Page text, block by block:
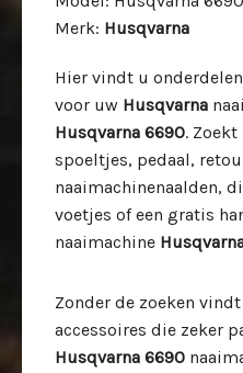
Merk: Husqvarna
Hier vindt u
voor uw Husqvarna
Husqvarna 6690.
spoeltjes, pedaal,
naaimachinenaalden,
voetjes of een gratis
naaimachine
Zonder de zoeken
accessoires die zeker
Husqvarna 6690